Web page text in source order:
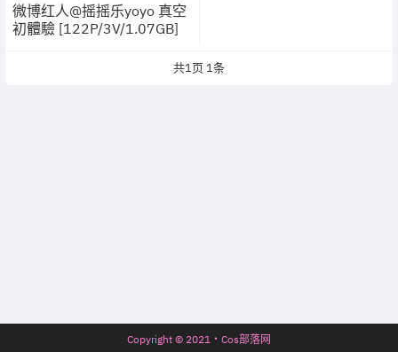
微博红人@摇摇乐yoyo 真空
初體驗 [122P/3V/1.07GB]
共1页 1条
Copyright © 2021・Cos部落网